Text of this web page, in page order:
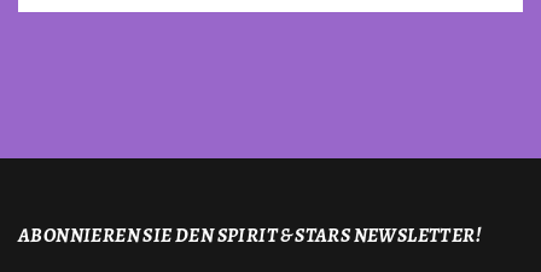
ABONNIEREN SIE DEN SPIRIT & STARS NEWSLETTER!